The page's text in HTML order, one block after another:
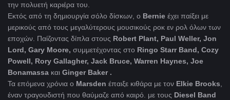
την πολυετή καριέρα του.
Εκτός από τη δημιουργία σόλο δίσκων, ο Bernie έχει παίξει με
μερικούς από τους μεγαλύτερους μουσικούς ροκ εν ρολ όλων των
εποχών. Παίζοντας δίπλα στους Robert Plant, Paul Weller, Jon
Lord, Gary Moore, συμμετέχοντας στο Ringo Starr Band, Cozy
Powell, Rory Gallagher, Jack Bruce, Warren Haynes, Joe
Bonamassa και Ginger Baker .
Τα επόμενα χρόνια ο Marsden έπαιξε κιθάρα με τον Elkie Brooks,
έναν τραγουδιστή που θαύμαζε από καιρό. με τους Diesel Band